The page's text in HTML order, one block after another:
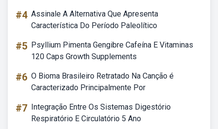
#4 Assinale A Alternativa Que Apresenta
Característica Do Período Paleolítico
#5 Psyllium Pimenta Gengibre Cafeína E Vitaminas
120 Caps Growth Supplements
#6 O Bioma Brasileiro Retratado Na Canção é
Caracterizado Principalmente Por
#7 Integração Entre Os Sistemas Digestório
Respiratório E Circulatório 5 Ano